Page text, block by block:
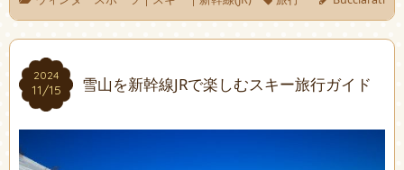
2024
11/15
2024
11/15 雪山を新幹線JRで楽しむスキー旅行ガイド